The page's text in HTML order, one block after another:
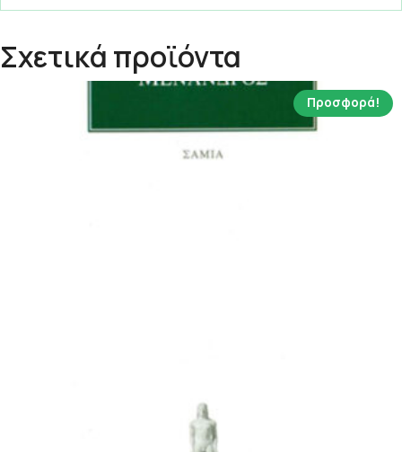
Σχετικά προϊόντα
Προσφορά!